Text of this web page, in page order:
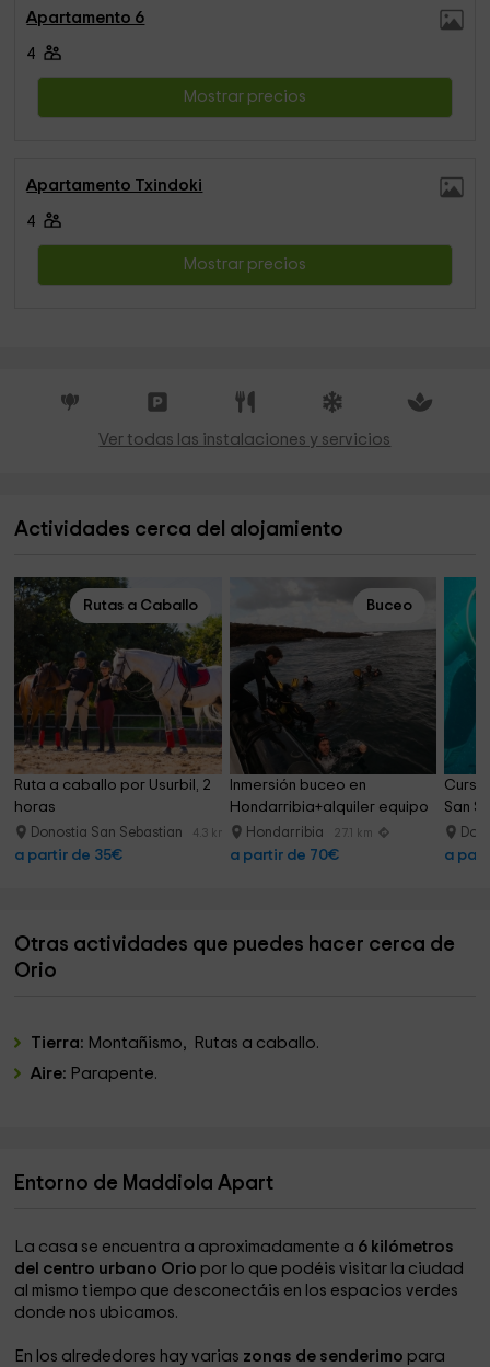
Apartamento 6
4
Mostrar precios
Apartamento Txindoki
4
Mostrar precios
Ver todas las instalaciones y servicios
Actividades cerca del alojamiento
Rutas a Caballo
Ruta a caballo por Usurbil, 2
horas
Donostia San Sebastian 4.3 km
a partir de 35€
Buceo
Inmersión buceo en
Hondarribia+alquiler equipo
Hondarribia 27.1 km
a partir de 70€
Curso
San
a
Otras actividades que puedes hacer cerca de
Orio
Tierra: Montañismo, Rutas a caballo.
Aire: Parapente.
Entorno de Maddiola Apart
La casa se encuentra a aproximadamente a 6 kilómetros
del centro urbano Orio por lo que podéis visitar la ciudad
al mismo tiempo que desconectáis en los espacios verdes
donde nos ubicamos.
En los alrededores hay varias zonas de senderimo para